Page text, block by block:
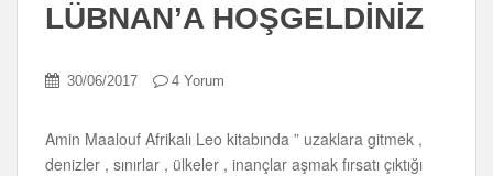
LÜBNAN’A HOŞGELDİNİZ
30/06/2017 4 Yorum
Amin Maalouf Afrikalı Leo kitabında ” uzaklara gitmek ,
denizler , sınırlar , ülkeler , inançlar aşmak fırsatı çıktığı